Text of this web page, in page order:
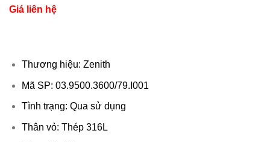
Giá liên hệ
Thương hiệu: Zenith
Mã SP: 03.9500.3600/79.I001
Tình trạng: Qua sử dụng
Thân vỏ: Thép 316L